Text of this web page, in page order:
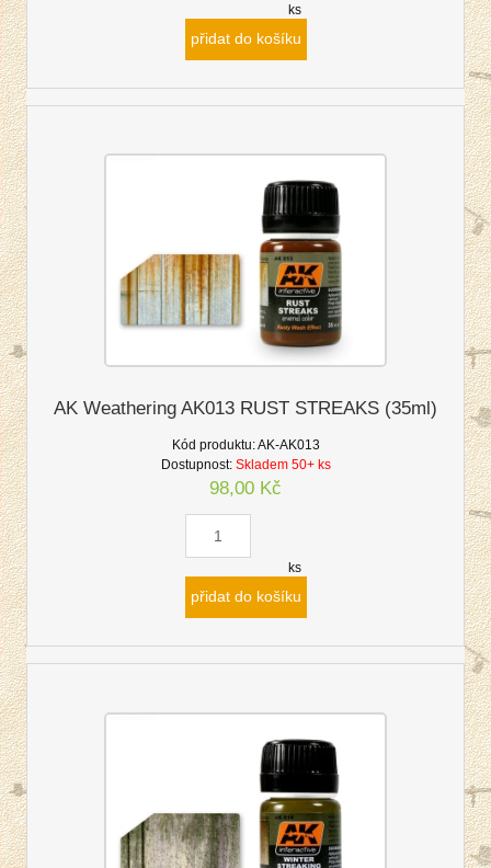
ks
přidat do košíku
AK Weathering AK013 RUST STREAKS (35ml)
Kód produktu:AK-AK013
Dostupnost: Skladem 50+ ks
98,00 Kč
ks
přidat do košíku